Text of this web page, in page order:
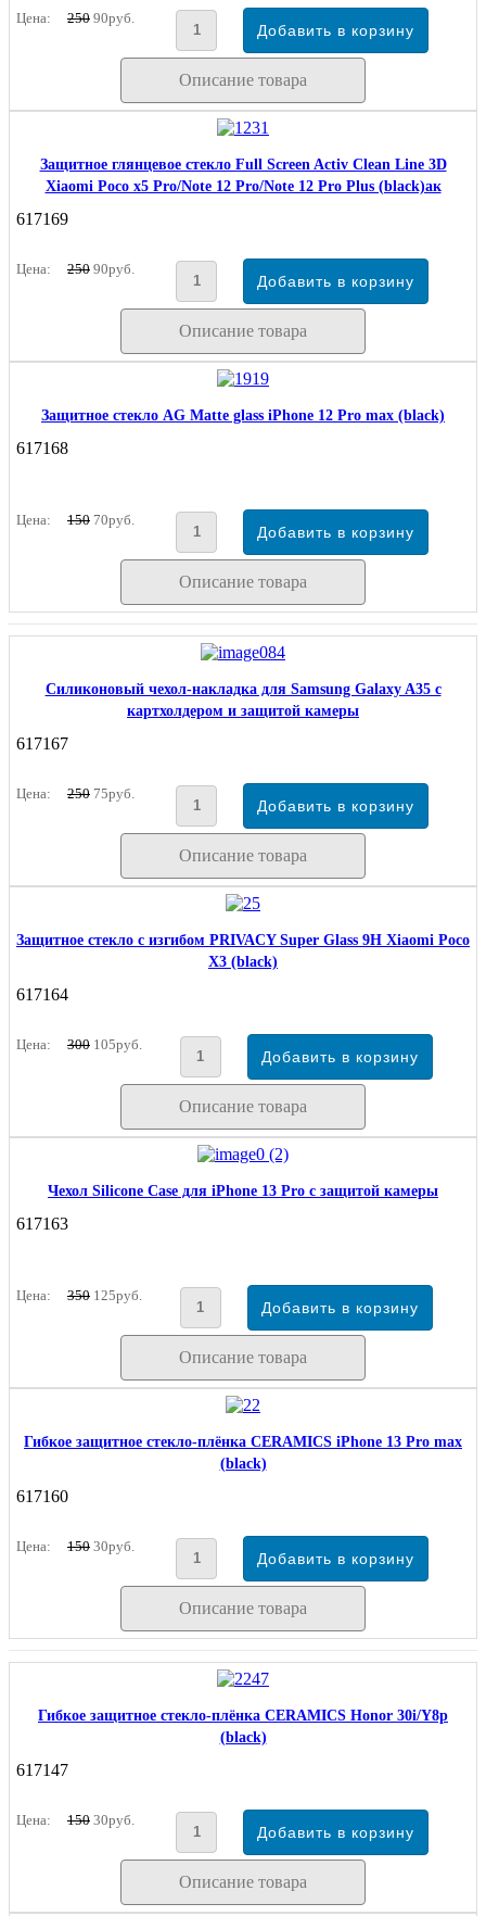
Цена: 250 90руб.
Описание товара
Защитное глянцевое стекло Full Screen Activ Clean Line 3D
Xiaomi Poco x5 Pro/Note 12 Pro/Note 12 Pro Plus (black)ак
617169
Цена: 250 90руб.
Описание товара
Защитное стекло AG Matte glass iPhone 12 Pro max (black)
617168
Цена: 150 70руб.
Описание товара
Силиконовый чехол-накладка для Samsung Galaxy A35 с
картхолдером и защитой камеры
617167
Цена: 250 75руб.
Описание товара
Защитное стекло с изгибом PRIVACY Super Glass 9H Xiaomi Poco
X3 (black)
617164
Цена: 300 105руб.
Описание товара
Чехол Silicone Case для iPhone 13 Pro с защитой камеры
617163
Цена: 350 125руб.
Описание товара
Гибкое защитное стекло-плёнка CERAMICS iPhone 13 Pro max
(black)
617160
Цена: 150 30руб.
Описание товара
Гибкое защитное стекло-плёнка CERAMICS Honor 30i/Y8p
(black)
617147
Цена: 150 30руб.
Описание товара